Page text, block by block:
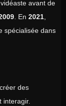
avant de
. En 2021
spécialisée dans
des
interagir.